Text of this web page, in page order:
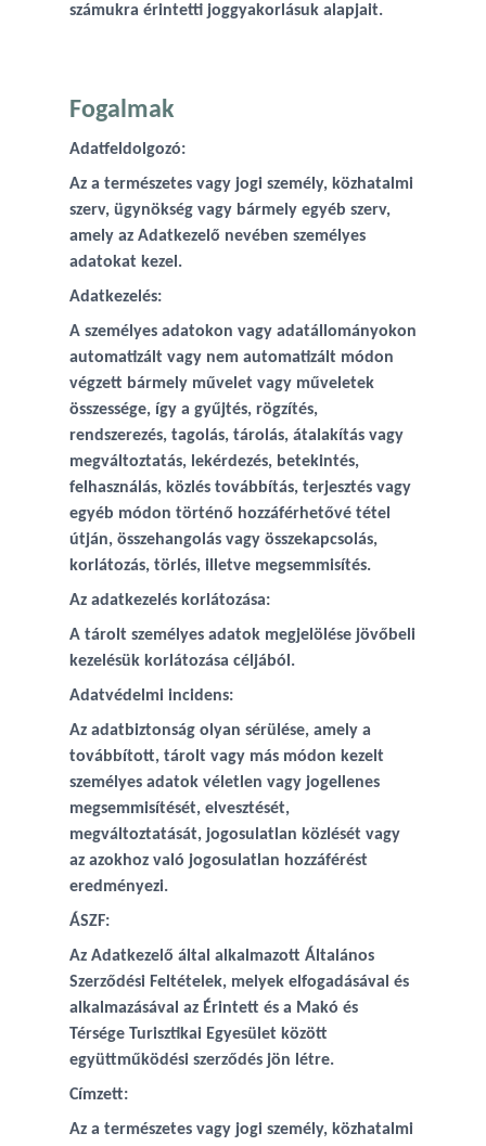
számukra érintetti joggyakorlásuk alapjait.
Fogalmak
Adatfeldolgozó:
Az a természetes vagy jogi személy, közhatalmi
szerv, ügynökség vagy bármely egyéb szerv,
amely az Adatkezelő nevében személyes
adatokat kezel.
Adatkezelés:
A személyes adatokon vagy adatállományokon
automatizált vagy nem automatizált módon
végzett bármely művelet vagy műveletek
összessége, így a gyűjtés, rögzítés,
rendszerezés, tagolás, tárolás, átalakítás vagy
megváltoztatás, lekérdezés, betekintés,
felhasználás, közlés továbbítás, terjesztés vagy
egyéb módon történő hozzáférhetővé tétel
útján, összehangolás vagy összekapcsolás,
korlátozás, törlés, illetve megsemmisítés.
Az adatkezelés korlátozása:
A tárolt személyes adatok megjelölése jövőbeli
kezelésük korlátozása céljából.
Adatvédelmi incidens:
Az adatbiztonság olyan sérülése, amely a
továbbított, tárolt vagy más módon kezelt
személyes adatok véletlen vagy jogellenes
megsemmisítését, elvesztését,
megváltoztatását, jogosulatlan közlését vagy
az azokhoz való jogosulatlan hozzáférést
eredményezi.
ÁSZF:
Az Adatkezelő által alkalmazott Általános
Szerződési Feltételek, melyek elfogadásával és
alkalmazásával az Érintett és a Makó és
Térsége Turisztikai Egyesület között
együttműködési szerződés jön létre.
Címzett:
Az a természetes vagy jogi személy, közhatalmi